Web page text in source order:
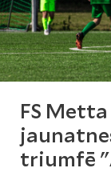
FS
triumfē